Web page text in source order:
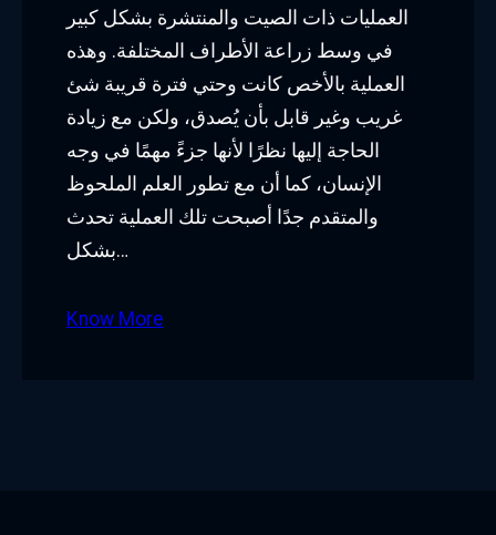
العمليات ذات الصيت والمنتشرة بشكل كبير
في وسط زراعة الأطراف المختلفة. وهذه
العملية بالأخص كانت وحتي فترة قريبة شئ
غريب وغير قابل بأن يُصدق، ولكن مع زيادة
الحاجة إليها نظرًا لأنها جزءً مهمًا في وجه
الإنسان، كما أن مع تطور العلم الملحوظ
والمتقدم جدًا أصبحت تلك العملية تحدث
بشكل…
Know More